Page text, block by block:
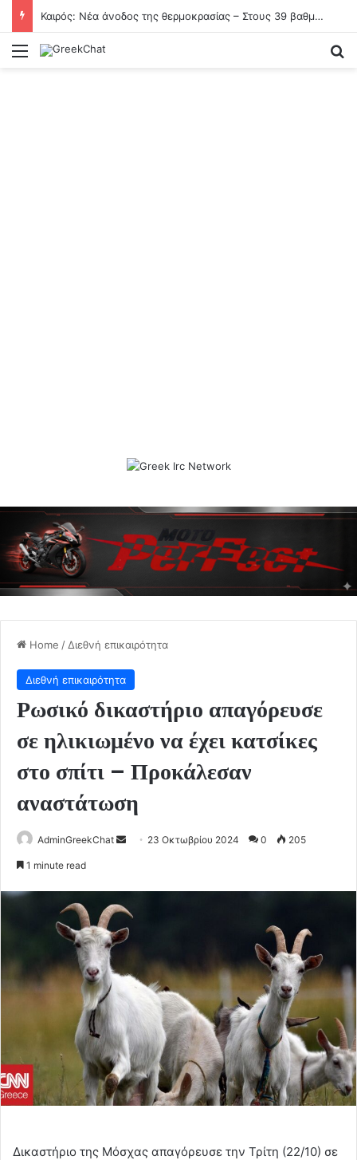
Καιρός: Νέα άνοδος της θερμοκρασίας – Στους 39 βαθμούς «σκαρφαλώνει» ο υδράργυρος
Menu
Home / Διεθνή επικαιρότητα
Διεθνή επικαιρότητα
Ρωσικό δικαστήριο απαγόρευσε
σε ηλικιωμένο να έχει κατσίκες
στο σπίτι – Προκάλεσαν
αναστάτωση
AdminGreekChat
Send 23 Οκτωβρίου 2024 0 205
1 minute read
Δικαστήριο της Μόσχας απαγόρευσε την Τρίτη (22/10) σε